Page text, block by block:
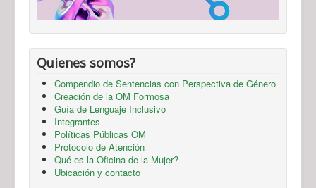
Quienes somos?
Compendio de Sentencias con Perspectiva de Género
Creación de la OM Formosa
Guía de Lenguaje Inclusivo
Integrantes
Políticas Públicas OM
Protocolo de Atención
Qué es la Oficina de la Mujer?
Ubicación y contacto